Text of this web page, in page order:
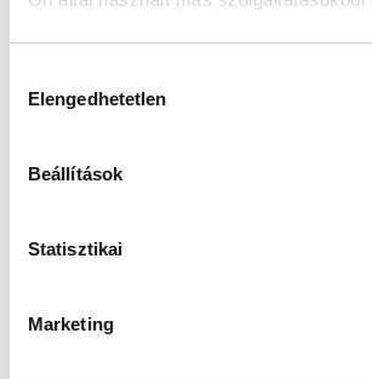
Elengedhetetlen
Beállítások
Statisztikai
Marketing